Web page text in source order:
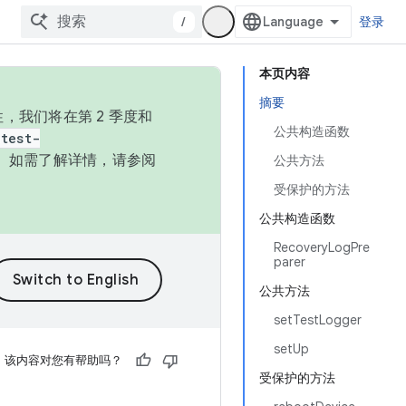
/ 登录
本页内容
摘要
公共构造函数
公共方法
受保护的方法
公共构造函数
RecoveryLogPre
parer
公共方法
setTestLogger
setUp
受保护的方法
我们将在第 2 季度和
如需了解详情，请参阅
该内容对您有帮助吗？